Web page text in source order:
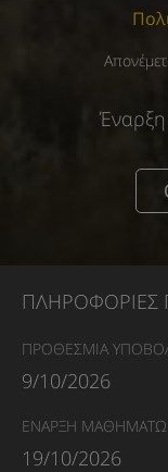
ΠΡΟΘΕΣΜΙΑ
9/10/2026
ΕΝΑΡΞΗ
19/10/2026